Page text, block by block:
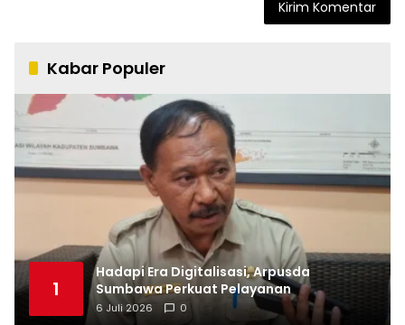
Kabar Populer
1
Hadapi Era Digitalisasi, Arpusda
Sumbawa Perkuat Pelayanan
6 Juli 2026 0